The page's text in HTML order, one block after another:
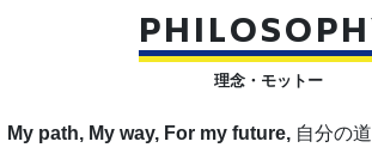
理念・モットー
My path, My way, For my future, 自分の